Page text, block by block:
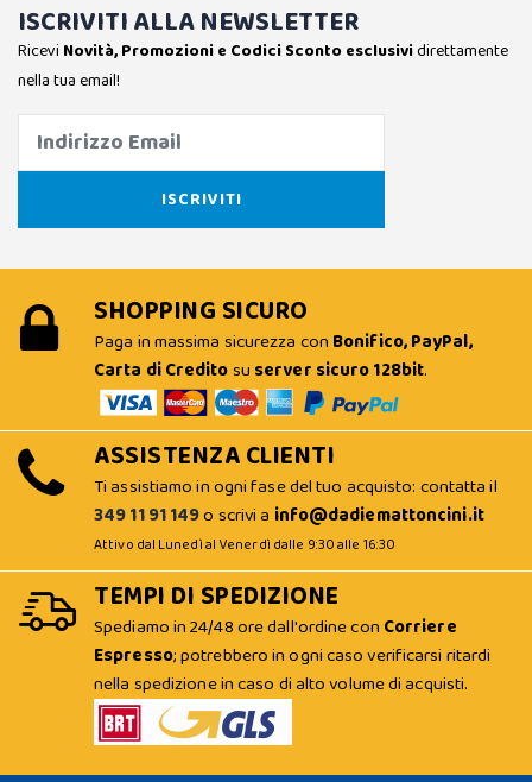
ISCRIVITI ALLA NEWSLETTER
Ricevi Novità, Promozioni e Codici Sconto esclusividirettamente
nella tua email!
SHOPPING SICURO
Paga in massima sicurezza con Bonifico, PayPal,
Carta di Creditosu server sicuro 128bit.
ASSISTENZA CLIENTI
Ti assistiamo in ogni fase del tuo acquisto: contatta il
349 11 91 149o scrivi a info@dadiemattoncini.it
Attivo dal Lunedì al Venerdì dalle 9:30 alle 16:30
TEMPI DI SPEDIZIONE
Spediamo in 24/48 ore dall'ordine con Corriere
Espresso; potrebbero in ogni caso verificarsi ritardi
nella spedizione in caso di alto volume di acquisti.